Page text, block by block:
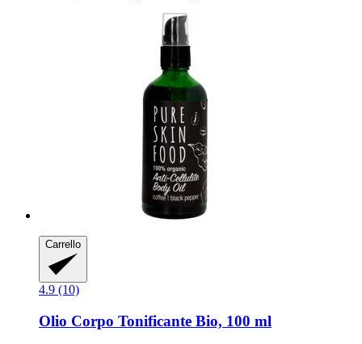
Carrello
4.9 (10)
Olio Corpo Tonificante Bio, 100 ml